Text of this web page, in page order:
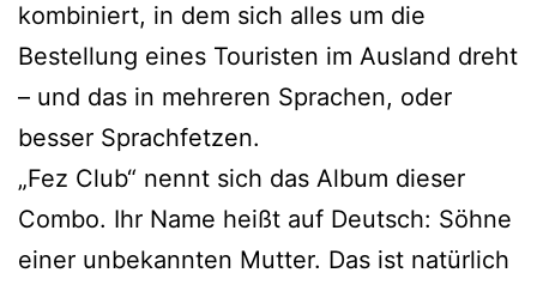
kombiniert, in dem sich alles um die
Bestellung eines Touristen im Ausland dreht
– und das in mehreren Sprachen, oder
besser Sprachfetzen.
„Fez Club“ nennt sich das Album dieser
Combo. Ihr Name heißt auf Deutsch: Söhne
einer unbekannten Mutter. Das ist natürlich